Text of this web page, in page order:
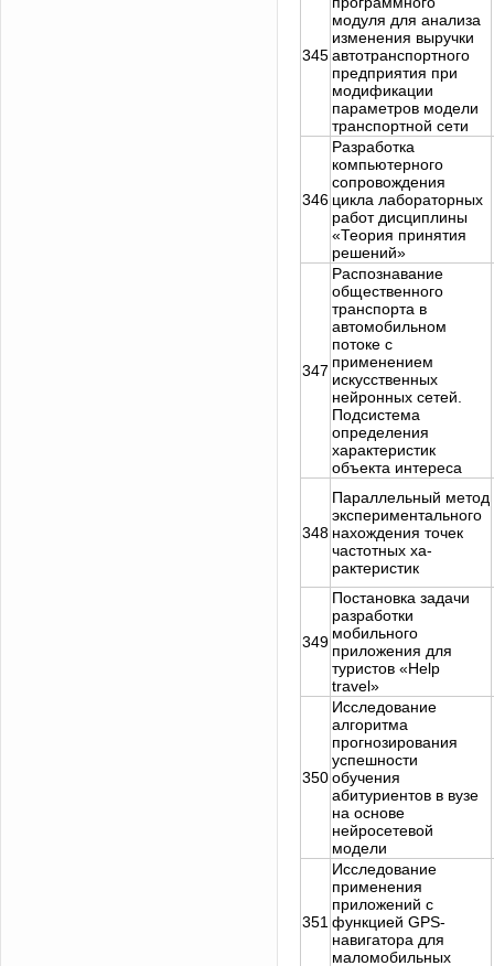
345
модуля для анализа
изменения выручки
автотранспортного
предприятия при
модификации
параметров модели
транспортной сети
346
Разработка
компьютерного
сопровождения
цикла лабораторных
работ дисциплины
«Теория принятия
решений»
347
Распознавание
общественного
транспорта в
автомобильном
потоке с
применением
искусственных
нейронных сетей.
Подсистема
определения
характеристик
объекта интереса
348
Параллельный метод
экспериментального
нахождения точек
частотных ха-
рактеристик
349
Постановка задачи
разработки
мобильного
приложения для
туристов «Нelp
trаvel»
350
Исследование
алгоритма
прогнозирования
успешности
обучения
абитуриентов в вузе
на основе
нейросетевой
модели
351
Исследование
применения
приложений с
функцией GPS-
навигатора для
маломобильных